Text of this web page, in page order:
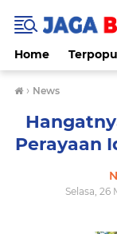
Home
› News
Perayaan
Selasa, 26